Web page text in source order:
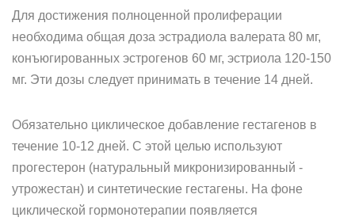
Для достижения полноценной пролиферации
необходима общая доза эстрадиола валерата 80 мг,
конъюгированных эстрогенов 60 мг, эстриола 120-150
мг. Эти дозы следует принимать в течение 14 дней.
Обязательно циклическое добавление гестагенов в
течение 10-12 дней. С этой целью используют
прогестерон (натуральный микронизированный -
утрожестан) и синтетические гестагены. На фоне
циклической гормонотерапии появляется